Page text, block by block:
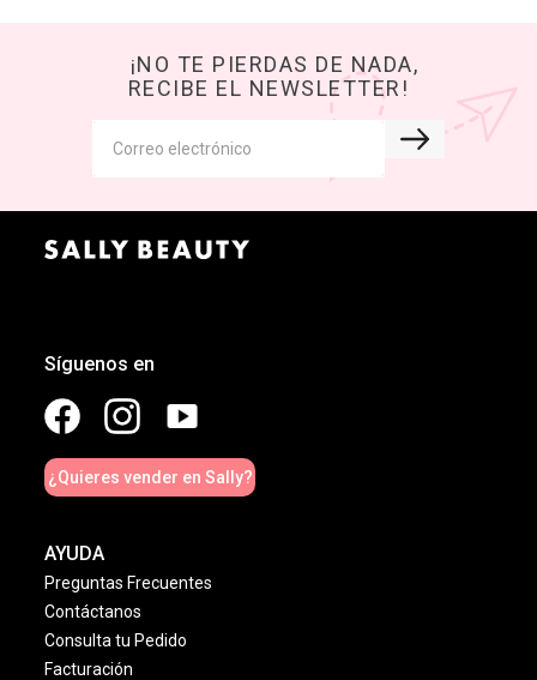
¡NO TE PIERDAS DE NADA,
RECIBE EL NEWSLETTER!
Síguenos en
¿Quieres vender en Sally?
AYUDA
Preguntas Frecuentes
Contáctanos
Consulta tu Pedido
Facturación